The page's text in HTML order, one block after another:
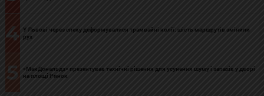
4 У Львові через спеку деформувалися трамвайні колії: шість маршрутів змінили
рух
5
«МакДональдз» презентував технічні рішення для усунення шуму і запахів у дворі
на площі Ринок